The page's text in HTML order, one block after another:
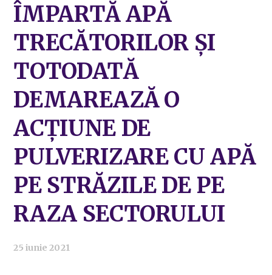
ÎMPARTĂ APĂ
TRECĂTORILOR ȘI
TOTODATĂ
DEMAREAZĂ O
ACȚIUNE DE
PULVERIZARE CU APĂ
PE STRĂZILE DE PE
RAZA SECTORULUI
25 iunie 2021